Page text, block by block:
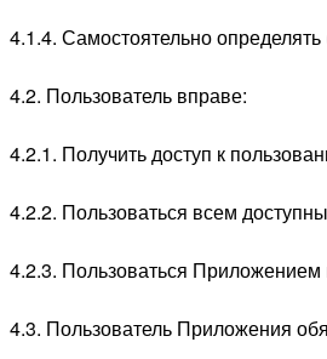
4.1.4. Самостоятельно
4.2. Пользователь вправе:
4.2.1. Получить доступ к
4.2.2. Пользоваться всем
4.2.3. Пользоваться
4.3. Пользователь Приложения